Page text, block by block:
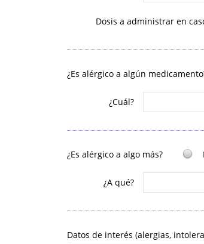
Dosis a administrar en
¿Es alérgico a algún
¿Cuál?
¿Es alérgico a algo más?
¿A qué?
Datos de interés (alergias,